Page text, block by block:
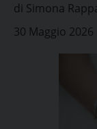
di Simona
30 Maggio 2026